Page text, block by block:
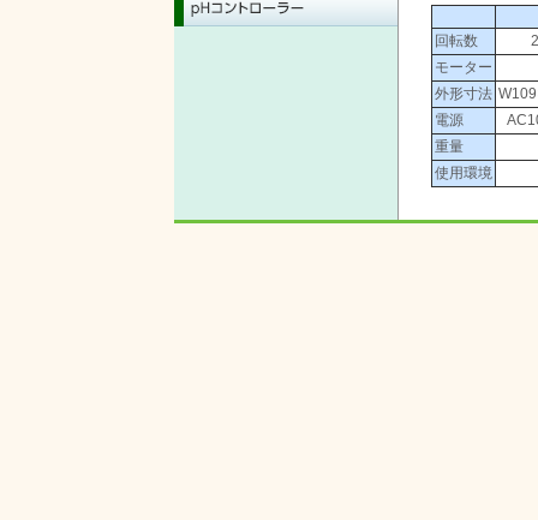
回転数
モーター
外形寸法
電源
重量
使用環境